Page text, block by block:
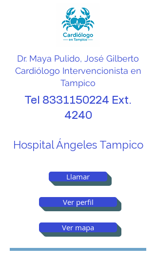
Dr. Maya Pulido, José Gilberto
Cardiólogo Intervencionista en
Tampico
Tel 8331150224 Ext.
4240
Hospital Ángeles Tampico
Llamar
Ver perfil
Ver mapa